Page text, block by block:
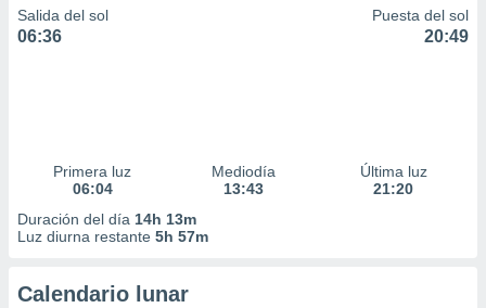
Salida del sol
06:36
Puesta del sol
20:49
Primera luz
06:04
Mediodía
13:43
Última luz
21:20
Duración del día 14h 13m
Luz diurna restante 5h 57m
Calendario lunar